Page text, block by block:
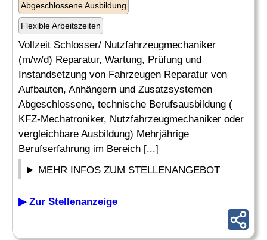
Abgeschlossene Ausbildung
Flexible Arbeitszeiten
Vollzeit Schlosser/ Nutzfahrzeugmechaniker
(m/w/d) Reparatur, Wartung, Prüfung und
Instandsetzung von Fahrzeugen Reparatur von
Aufbauten, Anhängern und Zusatzsystemen
Abgeschlossene, technische Berufsausbildung (
KFZ-Mechatroniker, Nutzfahrzeugmechaniker oder
vergleichbare Ausbildung) Mehrjährige
Berufserfahrung im Bereich [...]
MEHR INFOS ZUM STELLENANGEBOT
▶ Zur Stellenanzeige